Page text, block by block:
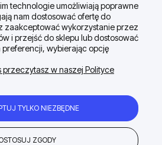
Szybki Kontakt
/ płatności
Zakupy Regulamin
technologie umożliwiają poprawne
nam dostosować ofertę do
zaakceptować wykorzystanie przez
i przejść do sklepu lub dostosować
wybierając opcję
przeczytasz w naszej Polityce
TYLKO NIEZBĘDNE
ZGODY